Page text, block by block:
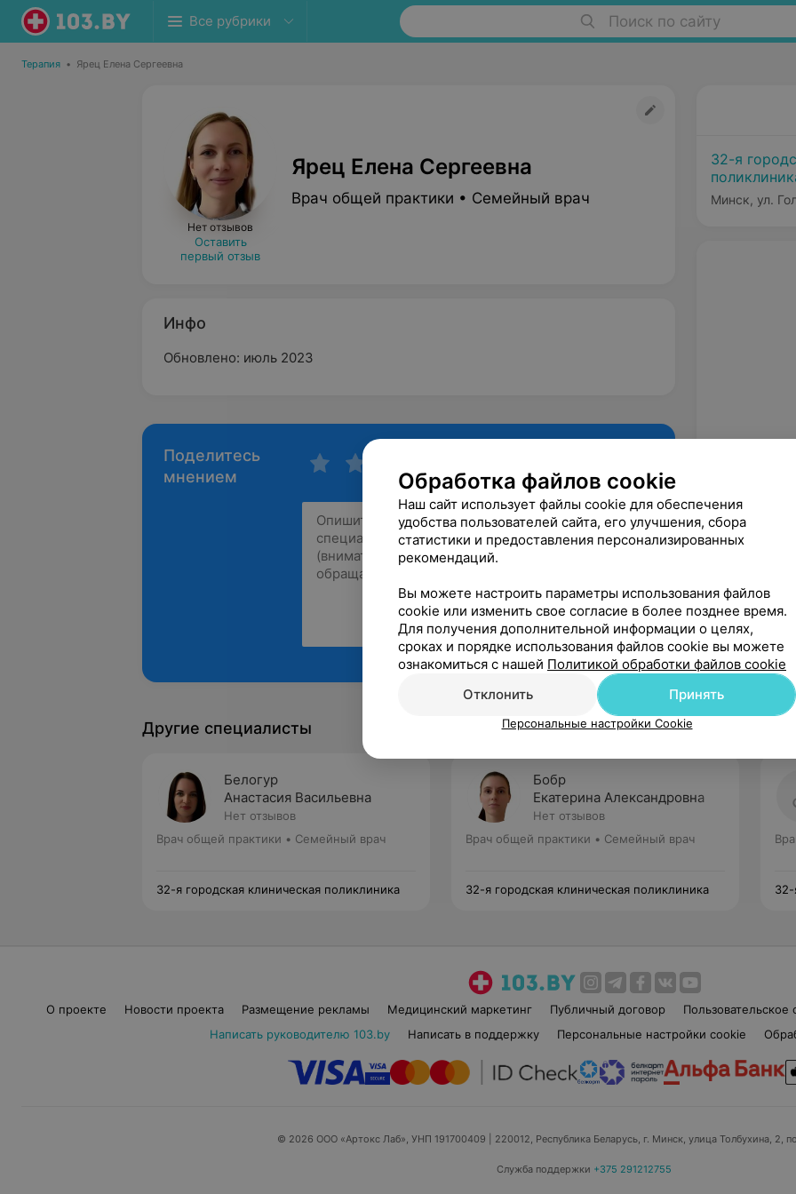
Все рубрики Поиск по сайту
Терапия • Ярец Елена Сергеевна
Нет отзывов
Оставить
первый отзыв
Ярец Елена Сергеевна
Врач общей практики • Семейный врач
Инфо
Обновлено: июль 2023
Поделитесь
мнением
Рекомендую
32-я
Минск, ул.
Другие специалисты
Белогур
Анастасия Васильевна
Нет отзывов
Врач общей практики • Семейный врач
32-я городская клиническая поликлиника
Бобр
Екатерина Александровна
Нет отзывов
Врач общей практики • Семейный врач
32-я городская клиническая поликлиника 32-
О проекте Новости проекта Размещение рекламы Медицинский маркетинг Публичный договор Пользовательское
Написать руководителю 103.by
Написать в поддержку Персональные настройки cookie
© 2026 ООО «Артокс Лаб», УНП 191700409 | 220012, Республика Беларусь, г. Минск, улица Толбухина, 2,
Служба поддержки +375 291212755
Обработка файлов cookie
Наш сайт использует файлы cookie для обеспечения
удобства пользователей сайта, его улучшения, сбора
статистики и предоставления персонализированных
рекомендаций.
Вы можете настроить параметры использования файлов
cookie или изменить свое согласие в более позднее время.
Для получения дополнительной информации о целях,
сроках и порядке использования файлов cookie вы можете
ознакомиться с нашей Политикой обработки файлов cookie
Отклонить
Принять
Персональные настройки Cookie